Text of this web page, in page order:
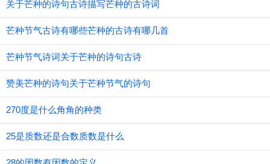
关于芒种的诗句古诗描写芒种的古诗词
芒种节气古诗有哪些芒种的古诗有哪几首
芒种节气诗词关于芒种的诗句古诗
赞美芒种的诗句关于芒种节气的诗句
270度是什么角角的种类
25是质数还是合数质数是什么